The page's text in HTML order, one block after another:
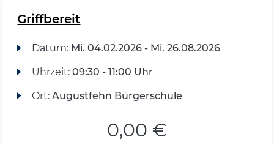
Griffbereit
Datum: Mi. 04.02.2026 - Mi. 26.08.2026
Uhrzeit: 09:30 - 11:00 Uhr
Ort: Augustfehn Bürgerschule
0,00 €